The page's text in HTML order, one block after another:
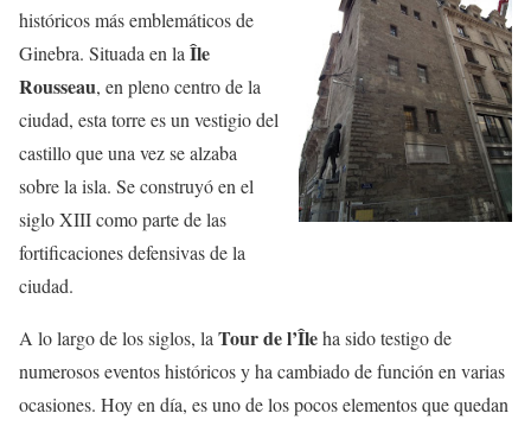
históricos más emblemáticos de
Ginebra. Situada en la Île
Rousseau, en pleno centro de la
ciudad, esta torre es un vestigio del
castillo que una vez se alzaba
sobre la isla. Se construyó en el
siglo XIII como parte de las
fortificaciones defensivas de la
ciudad.
A lo largo de los siglos, la Tour de l’Îleha sido testigo de
numerosos eventos históricos y ha cambiado de función en varias
ocasiones. Hoy en día, es uno de los pocos elementos que quedan